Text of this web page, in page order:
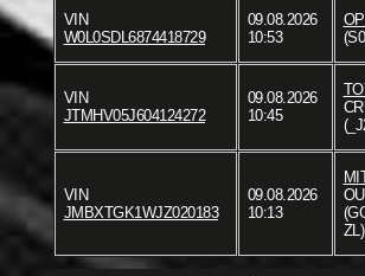
VIN
W0L0SDL6874418729
09.08.2026
10:53
VIN
JTMHV05J604124272
09.08.2026
10:45
VIN
JMBXTGK1WJZ020183
09.08.2026
10:13
ZL)